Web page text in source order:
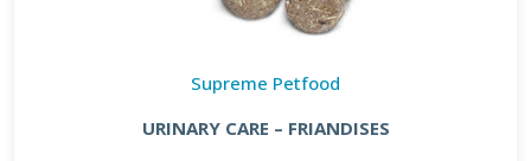
Supreme Petfood
URINARY CARE – FRIANDISES